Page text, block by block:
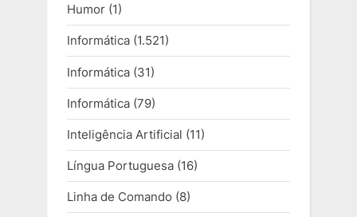
Humor (1)
Informática (1.521)
Informática (31)
Informática (79)
Inteligência Artificial (11)
Língua Portuguesa (16)
Linha de Comando (8)